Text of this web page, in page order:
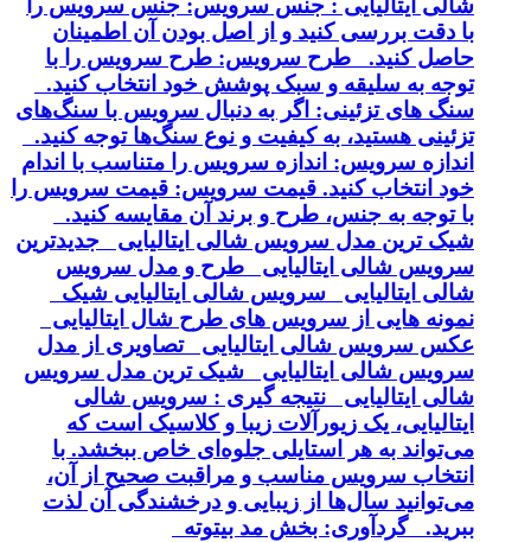
شالی ایتالیایی : جنس سرویس: جنس سرویس را
با دقت بررسی کنید و از اصل بودن آن اطمینان
حاصل کنید. طرح سرویس: طرح سرویس را با
توجه به سلیقه و سبک پوشش خود انتخاب کنید.
سنگ های تزئینی: اگر به دنبال سرویس با سنگ‌های
تزئینی هستید، به کیفیت و نوع سنگ‌ها توجه کنید.
اندازه سرویس: اندازه سرویس را متناسب با اندام
خود انتخاب کنید. قیمت سرویس: قیمت سرویس را
با توجه به جنس، طرح و برند آن مقایسه کنید.
شیک ترین مدل سرویس شالی ایتالیایی جدیدترین
سرویس شالی ایتالیایی طرح و مدل سرویس
شالی ایتالیایی سرویس شالی ایتالیایی شیک
نمونه هایی از سرویس های طرح شال ایتالیایی
عکس سرویس شالی ایتالیایی تصاویری از مدل
سرویس شالی ایتالیایی شیک ترین مدل سرویس
شالی ایتالیایی نتیجه گیری : سرویس شالی
ایتالیایی، یک زیورآلات زیبا و کلاسیک است که
می‌تواند به هر استایلی جلوه‌ای خاص ببخشد. با
انتخاب سرویس مناسب و مراقبت صحیح از آن،
می‌توانید سال‌ها از زیبایی و درخشندگی آن لذت
ببرید. گردآوری: بخش مد بیتوته